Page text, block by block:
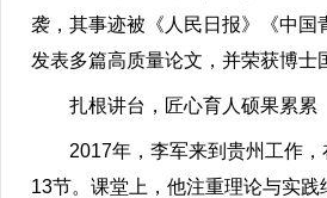
袭，其事迹被《人民日报》《中
发表多篇高质量论文，并荣获博士
扎根讲台，匠心育人硕果累累
2017年，李军来到贵州工作，
13节。课堂上，他注重理论与实